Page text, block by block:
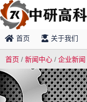
首页 关于我们
首页 /新闻中心 /企业新闻